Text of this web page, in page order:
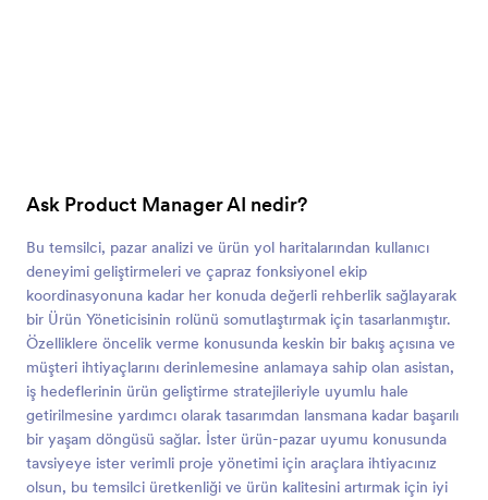
Ask Product Manager AI nedir?
Bu temsilci, pazar analizi ve ürün yol haritalarından kullanıcı
deneyimi geliştirmeleri ve çapraz fonksiyonel ekip
koordinasyonuna kadar her konuda değerli rehberlik sağlayarak
bir Ürün Yöneticisinin rolünü somutlaştırmak için tasarlanmıştır.
Özelliklere öncelik verme konusunda keskin bir bakış açısına ve
müşteri ihtiyaçlarını derinlemesine anlamaya sahip olan asistan,
iş hedeflerinin ürün geliştirme stratejileriyle uyumlu hale
getirilmesine yardımcı olarak tasarımdan lansmana kadar başarılı
bir yaşam döngüsü sağlar. İster ürün-pazar uyumu konusunda
tavsiyeye ister verimli proje yönetimi için araçlara ihtiyacınız
olsun, bu temsilci üretkenliği ve ürün kalitesini artırmak için iyi